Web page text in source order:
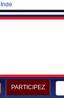
Inde
PARTICIPEZ